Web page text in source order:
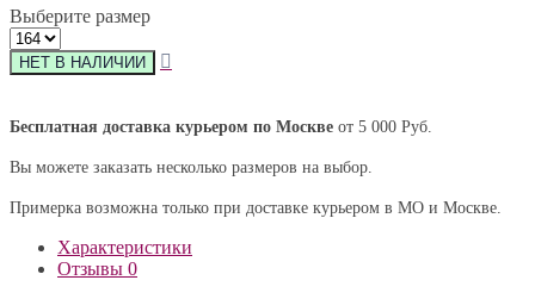
Выберите размер
Бесплатная доставка курьером по Москве от 5 000 Руб.
Вы можете заказать несколько размеров на выбор.
Примерка возможна только при доставке курьером в МО и Москве.
Характеристики
Отзывы 0